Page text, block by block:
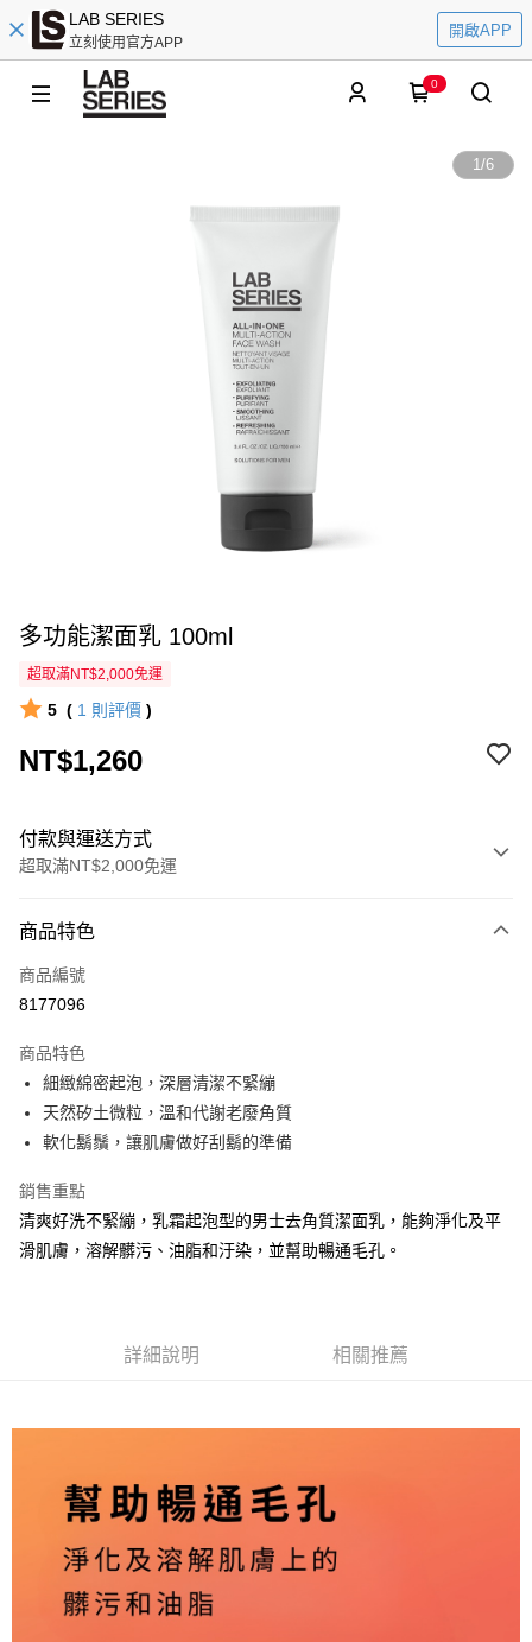
LAB SERIES
立刻使用官方APP
開啟APP
0
1/6
多功能潔面乳 100ml
超取滿NT$2,000免運
5 ( 1 則評價 )
NT$1,260
付款與運送方式
超取滿NT$2,000免運
信用卡一次付款
超商取貨付款
Apple Pay
街口支付
Google Pay
全盈+PAY
每筆NT$60，滿NT$2,000(含以上)免運費
每筆NT$60，滿NT$2,000(含以上)免運費
萊爾富取貨付款
每筆NT$200
付款後萊爾富取貨
商品特色
商品編號
8177096
商品特色
細緻綿密起泡，深層清潔不緊繃
天然矽土微粒，溫和代謝老廢角質
軟化鬍鬚，讓肌膚做好刮鬍的準備
銷售重點
清爽好洗不緊繃，乳霜起泡型的男士去角質潔面乳，能夠淨化及平
滑肌膚，溶解髒污、油脂和汙染，並幫助暢通毛孔。
詳細說明 相關推薦